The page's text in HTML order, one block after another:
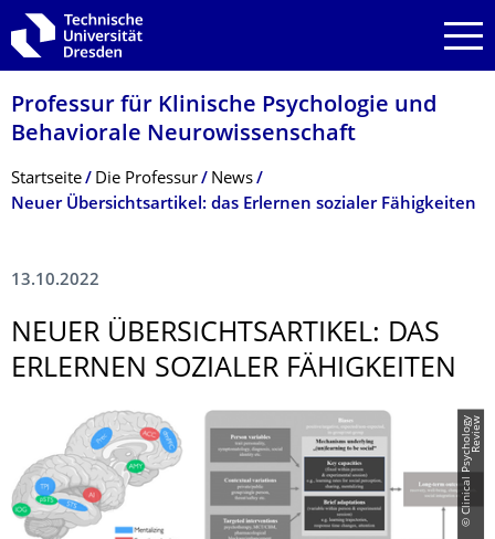
Zur Hauptnavigation springen
Zur Suche springen
Zum Inhalt springen
Professur für Klinische Psychologie und
Behaviorale Neurowissenschaft
Breadcrumb-Menü
Startseite Die Professur
News
Neuer Übersichtsartikel: das Erlernen sozialer Fähigkeiten
13.10.2022
NEUER ÜBERSICHTSARTI­KEL: DAS
ERLERNEN SOZIALER FÄHIGKEITEN
©
C
l
i
n
i
c
a
l
P
s
y
c
h
o
l
o
g
y
R
e
v
i
ew